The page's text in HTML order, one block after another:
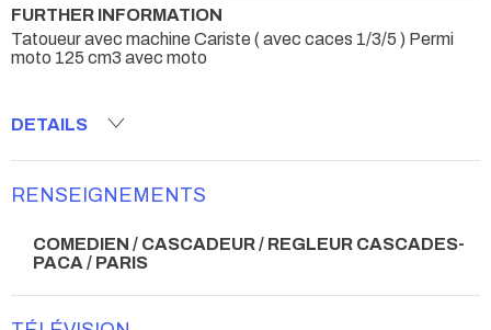
FURTHER INFORMATION
Tatoueur avec machine Cariste ( avec caces 1/3/5 ) Permi
moto 125 cm3 avec moto
DETAILS
RENSEIGNEMENTS
COMEDIEN / CASCADEUR / REGLEUR CASCADES-
PACA / PARIS